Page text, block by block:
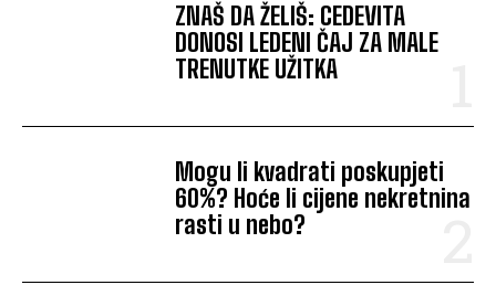
ZNAŠ DA ŽELIŠ: CEDEVITA
DONOSI LEDENI ČAJ ZA MALE
TRENUTKE UŽITKA
Mogu li kvadrati poskupjeti
60%? Hoće li cijene nekretnina
rasti u nebo?